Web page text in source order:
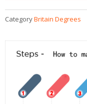
CategoryBritain Degrees